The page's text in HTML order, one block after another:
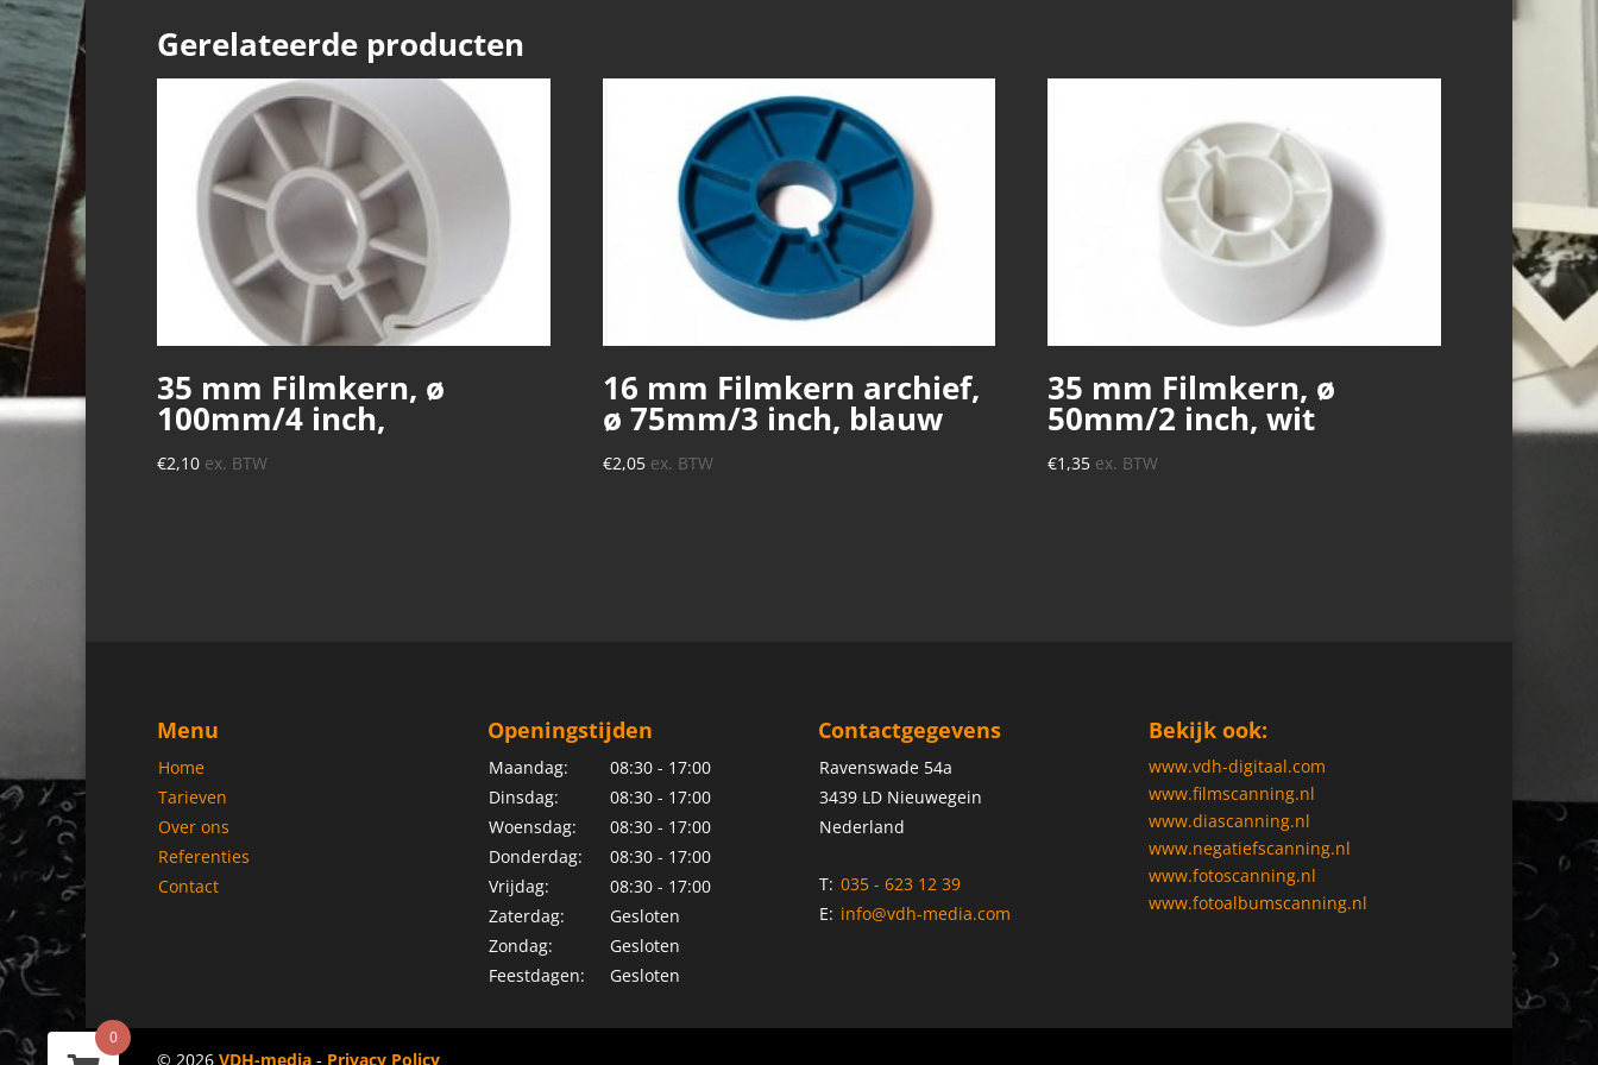
Gerelateerde producten
35 mm Filmkern, ø
100mm/4 inch,
€2,10 ex. BTW
16 mm Filmkern archief,
ø 75mm/3 inch, blauw
€2,05 ex. BTW
35 mm Filmkern, ø
50mm/2 inch, wit
€1,35 ex. BTW
Menu
Home
Tarieven
Over ons
Referenties
Contact
Openingstijden
Maandag:
08:30 - 17:00
Dinsdag:
08:30 - 17:00
Woensdag:
08:30 - 17:00
Donderdag:
08:30 - 17:00
Vrijdag:
08:30 - 17:00
Zaterdag:
Gesloten
Zondag:
Gesloten
Feestdagen:
Gesloten
Contactgegevens
Ravenswade 54a
3439 LD Nieuwegein
Nederland
T: 035 - 623 12 39
E: info@vdh-media.com
Bekijk ook:
www.vdh-digitaal.com
www.filmscanning.nl
www.diascanning.nl
www.negatiefscanning.nl
www.fotoscanning.nl
www.fotoalbumscanning.nl
© 2026 VDH-media - Privacy Policy
0